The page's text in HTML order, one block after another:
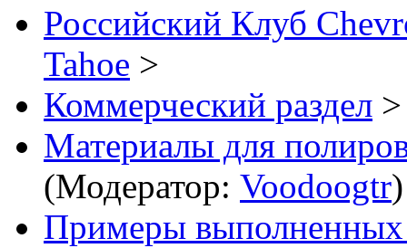
Российский Клуб
Tahoe >
Коммерческий раздел >
Материалы для
(Модератор: Voodoogtr
Примеры выполненных